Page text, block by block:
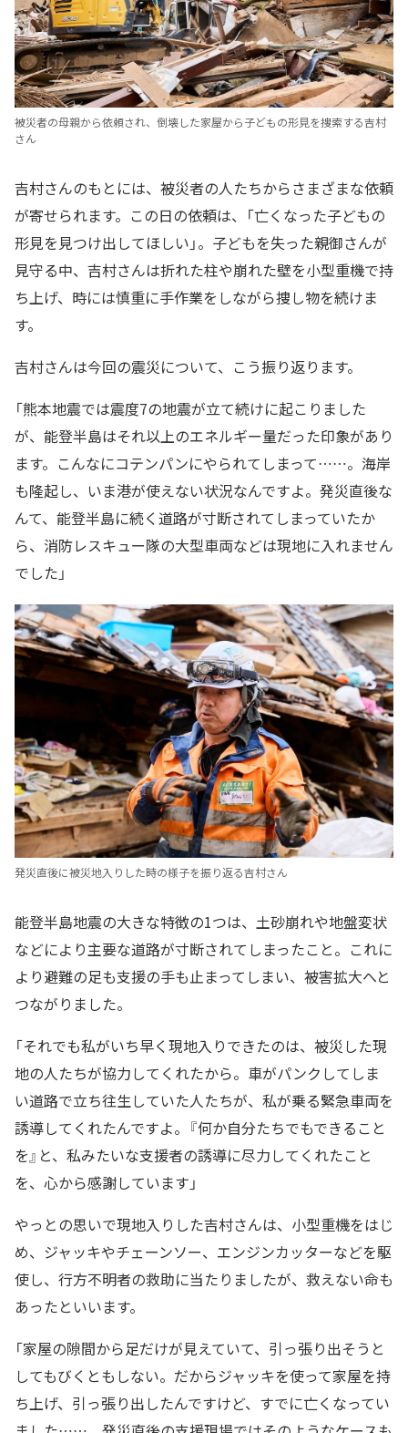
被災者の母親から依頼され、倒壊した家屋から子どもの形見を捜索する吉村
さん
吉村さんのもとには、被災者の人たちからさまざまな依頼
が寄せられます。この日の依頼は、「亡くなった子どもの
形見を見つけ出してほしい」。子どもを失った親御さんが
見守る中、吉村さんは折れた柱や崩れた壁を小型重機で持
ち上げ、時には慎重に手作業をしながら捜し物を続けま
す。
吉村さんは今回の震災について、こう振り返ります。
「熊本地震では震度7の地震が立て続けに起こりました
が、能登半島はそれ以上のエネルギー量だった印象があり
ます。こんなにコテンパンにやられてしまって……。海岸
も隆起し、いま港が使えない状況なんですよ。発災直後な
んて、能登半島に続く道路が寸断されてしまっていたか
ら、消防レスキュー隊の大型車両などは現地に入れません
でした」
発災直後に被災地入りした時の様子を振り返る吉村さん
能登半島地震の大きな特徴の1つは、土砂崩れや地盤変状
などにより主要な道路が寸断されてしまったこと。これに
より避難の足も支援の手も止まってしまい、被害拡大へと
つながりました。
「それでも私がいち早く現地入りできたのは、被災した現
地の人たちが協力してくれたから。車がパンクしてしま
い道路で立ち往生していた人たちが、私が乗る緊急車両を
誘導してくれたんですよ。『何か自分たちでもできること
を』と、私みたいな支援者の誘導に尽力してくれたこと
を、心から感謝しています」
やっとの思いで現地入りした吉村さんは、小型重機をはじ
め、ジャッキやチェーンソー、エンジンカッターなどを駆
使し、行方不明者の救助に当たりましたが、救えない命も
あったといいます。
「家屋の隙間から足だけが見えていて、引っ張り出そうと
してもびくともしない。だからジャッキを使って家屋を持
ち上げ、引っ張り出したんですけど、すでに亡くなってい